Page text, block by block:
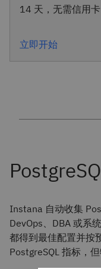
14 天，无需信用
立即开始
Instana 自动收集
DevOps、DBA 或系
都得到最佳配置并按
PostgreSQL 指标，